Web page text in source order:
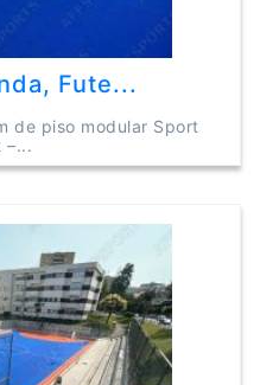
Fute...
de piso modular Sport
–...